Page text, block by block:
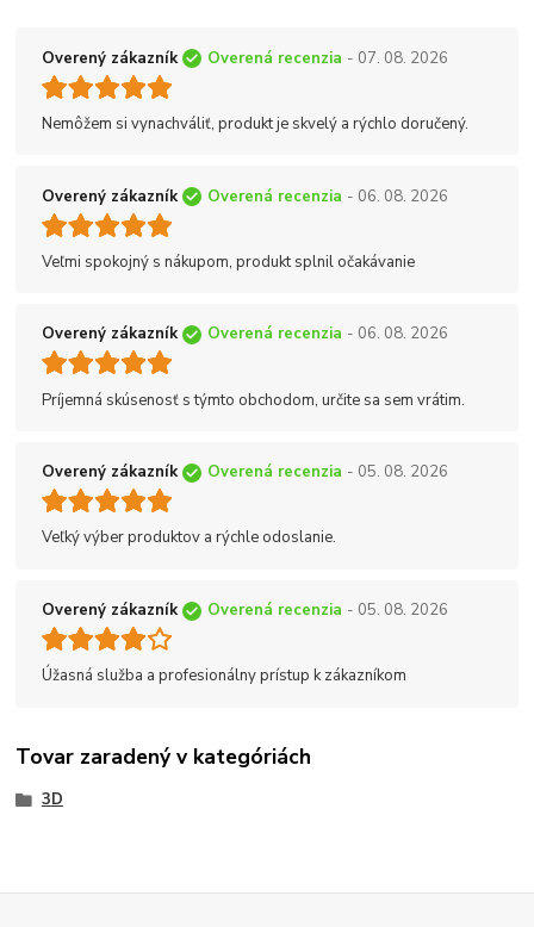
Overený zákazník Overená recenzia - 07. 08. 2026
Nemôžem si vynachváliť, produkt je skvelý a rýchlo doručený.
Overený zákazník Overená recenzia - 06. 08. 2026
Veľmi spokojný s nákupom, produkt splnil očakávanie
Overený zákazník Overená recenzia - 06. 08. 2026
Príjemná skúsenosť s týmto obchodom, určite sa sem vrátim.
Overený zákazník Overená recenzia - 05. 08. 2026
Veľký výber produktov a rýchle odoslanie.
Overený zákazník Overená recenzia - 05. 08. 2026
Úžasná služba a profesionálny prístup k zákazníkom
Tovar zaradený v kategóriách
3D